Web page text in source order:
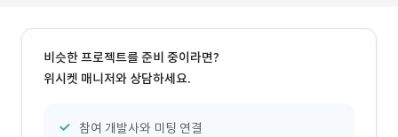
비슷한 프로젝트를 준비 중이라면?
위시켓 매니저와 상담하세요.
참여 개발사와 미팅 연결